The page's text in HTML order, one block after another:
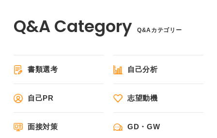
Q&Aカテゴリー
書類選考 自己分析
自己PR 志望動機
面接対策 GD・GW